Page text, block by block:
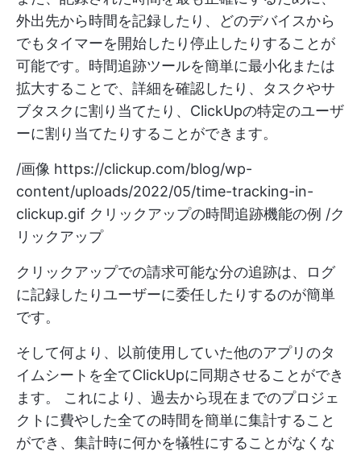
外出先から時間を記録したり、どのデバイスから
でもタイマーを開始したり停止したりすることが
可能です。時間追跡ツールを簡単に最小化または
拡大することで、詳細を確認したり、タスクやサ
ブタスクに割り当てたり、ClickUpの特定のユーザ
ーに割り当てたりすることができます。
/画像 https://clickup.com/blog/wp-
content/uploads/2022/05/time-tracking-in-
clickup.gif クリックアップの時間追跡機能の例 /ク
リックアップ
クリックアップでの請求可能な分の追跡は、ログ
に記録したりユーザーに委任したりするのが簡単
です。
そして何より、以前使用していた他のアプリのタ
イムシートを全てClickUpに同期させることができ
ます。 これにより、過去から現在までのプロジェ
クトに費やした全ての時間を簡単に集計すること
ができ、集計時に何かを犠牲にすることがなくな